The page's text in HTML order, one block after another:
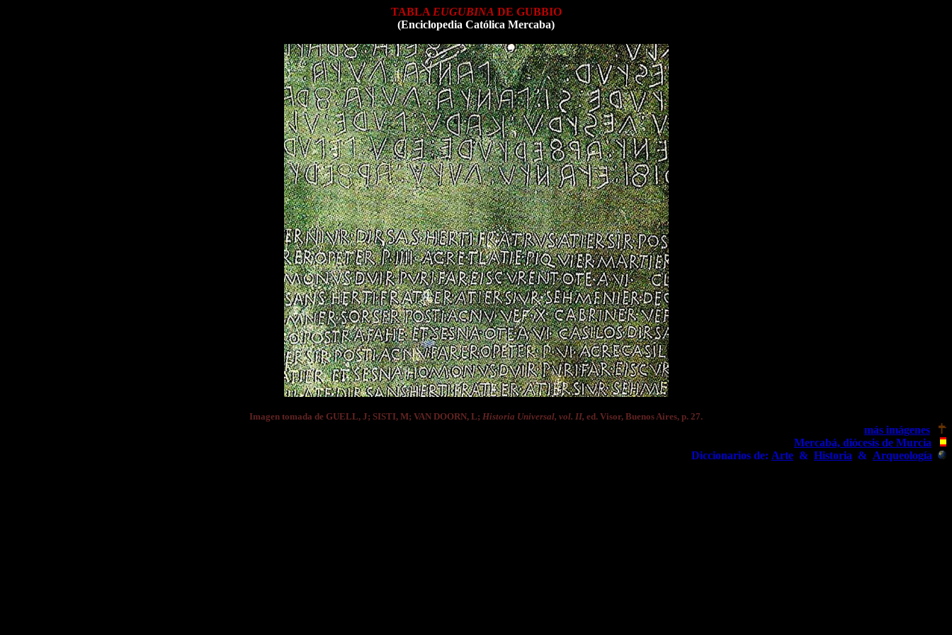
TABLA EUGUBINA DE GUBBIO
(Enciclopedia Católica Mercaba)
Imagen tomada de GUELL, J; SISTI, M; VAN DOORN, L; Historia Universal, vol. II, ed. Visor, Buenos Aires, p. 27.
más imágenes
Mercabá, diócesis de Murcia
Diccionarios de: Arte & Historia & Arqueología